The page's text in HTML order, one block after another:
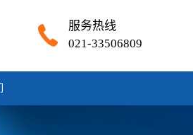
服务热线
021-33506809